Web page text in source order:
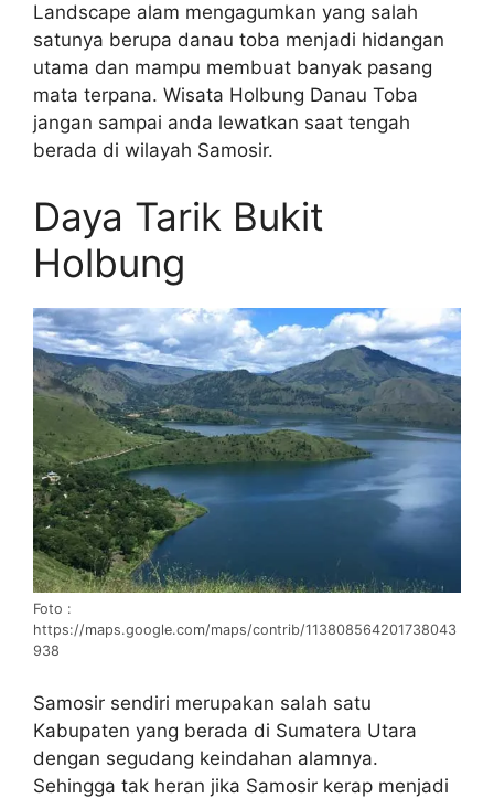
Landscape alam mengagumkan yang salah
satunya berupa danau toba menjadi hidangan
utama dan mampu membuat banyak pasang
mata terpana. Wisata Holbung Danau Toba
jangan sampai anda lewatkan saat tengah
berada di wilayah Samosir.
Daya Tarik Bukit
Holbung
Foto :
https://maps.google.com/maps/contrib/113808564201738043
938
Samosir sendiri merupakan salah satu
Kabupaten yang berada di Sumatera Utara
dengan segudang keindahan alamnya.
Sehingga tak heran jika Samosir kerap menjadi